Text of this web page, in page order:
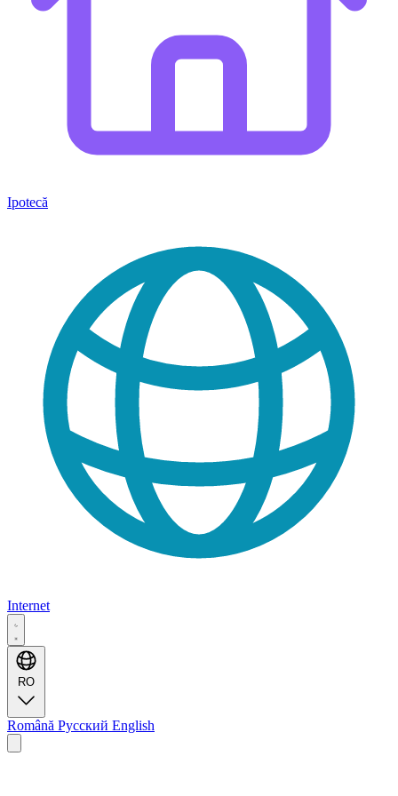
Ipotecă
Internet
RO
Română Русский English